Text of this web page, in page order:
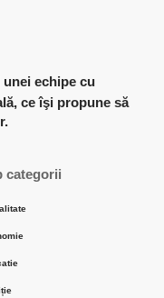
ce îşi propune să
categorii